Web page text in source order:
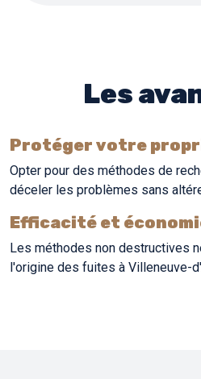
Les
Protéger votre
Opter pour des méthodes de
déceler les problèmes sans
Efficacité et
Les méthodes non destructives
l'origine des fuites à Villeneuve-